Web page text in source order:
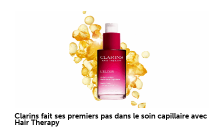
Clarins fait ses premiers pas dans le soin capillaire avec
Hair Therapy